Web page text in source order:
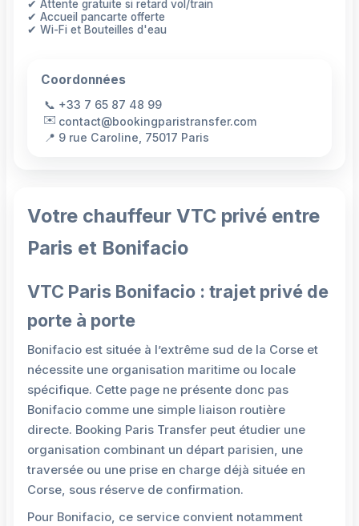
✔ Attente gratuite si retard vol/train
✔ Accueil pancarte offerte
✔ Wi-Fi et Bouteilles d'eau
Coordonnées
📞 +33 7 65 87 48 99
✉️ contact@bookingparistransfer.com
📍 9 rue Caroline, 75017 Paris
Votre chauffeur VTC privé entre
Paris et Bonifacio
VTC Paris Bonifacio : trajet privé de
porte à porte
Bonifacio est située à l’extrême sud de la Corse et
nécessite une organisation maritime ou locale
spécifique. Cette page ne présente donc pas
Bonifacio comme une simple liaison routière
directe. Booking Paris Transfer peut étudier une
organisation combinant un départ parisien, une
traversée ou une prise en charge déjà située en
Corse, sous réserve de confirmation.
Pour Bonifacio, ce service convient notamment